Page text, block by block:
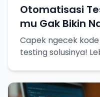
Otomatisasi
mu Gak Bikin
Capek ngecek
testing solusinya!